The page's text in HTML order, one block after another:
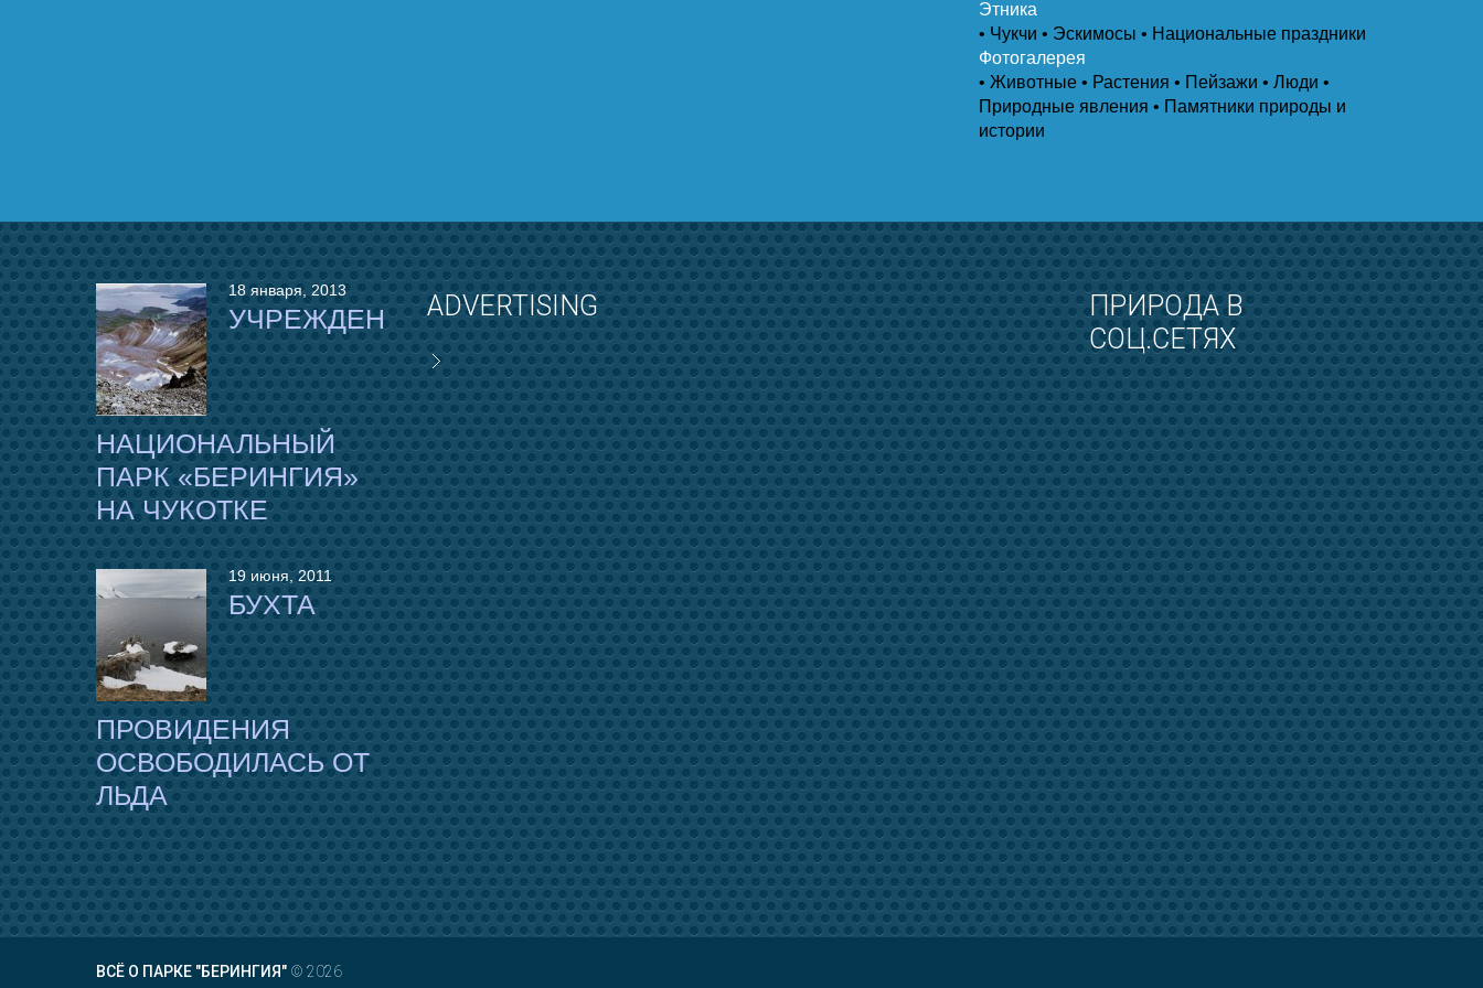
Этника
• Чукчи • Эскимосы • Национальные праздники
Фотогалерея
• Животные • Растения • Пейзажи • Люди •
Природные явления • Памятники природы и
истории
18 января, 2013
УЧРЕЖДЕН
НАЦИОНАЛЬНЫЙ
ПАРК «БЕРИНГИЯ»
НА ЧУКОТКЕ
19 июня, 2011
БУХТА
ПРОВИДЕНИЯ
ОСВОБОДИЛАСЬ ОТ
ЛЬДА
ADVERTISING
ПРИРОДА В
СОЦ.СЕТЯХ
ВСЁ О ПАРКЕ "БЕРИНГИЯ" © 2026